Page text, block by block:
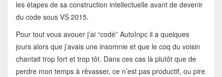
les étapes de sa construction intellectuelle avant de devenir
du code sous VS 2015.
Pour tout vous avouer j’ai “codé” AutoInpc il a quelques
jours alors que j’avais une insomnie et que le coq du voisin
chantait trop fort et trop tôt. Dans ces cas là plutôt que de
perdre mon temps à rêvasser, ce n’est pas productif, ou pire